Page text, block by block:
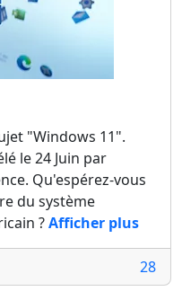
"Windows 11".
le 24 Juin par
Qu'espérez-vous
du système
?Afficher plus
28